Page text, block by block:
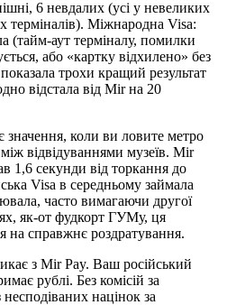
6 невдалих (усі у невеликих
терміналів). Міжнародна Visa:
(тайм-аут терміналу, помилки
або «картку відхилено» без
трохи кращий результат
відстала від Mir на 20
коли ви ловите метро
відвідуваннями музеїв. Mir
1,6 секунди від торкання до
Visa в середньому займала
часто вимагаючи другої
як-от фудкорт ГУМу, ця
на справжнє роздратування.
з Mir Pay. Ваш російський
рублі. Без комісій за
несподіваних націнок за